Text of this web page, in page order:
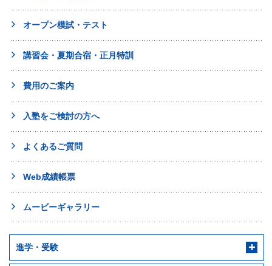
オープン模試・テスト
講習会・夏期合宿・正月特訓
費用のご案内
入塾をご検討の方へ
よくあるご質問
Web成績帳票
ムービーギャラリー
進学・受験